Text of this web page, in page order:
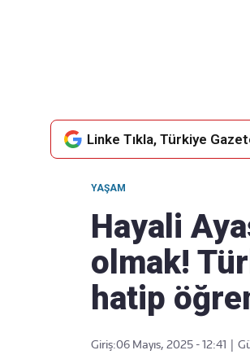
Linke Tıkla, Türkiye
YAŞAM
Hayali
olmak!
hatip
Giriş:06 Mayıs, 2025 - 12:41